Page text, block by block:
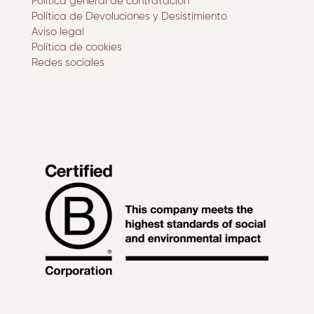
Política de Devoluciones y Desistimiento
Aviso legal
Política de cookies
Redes sociales